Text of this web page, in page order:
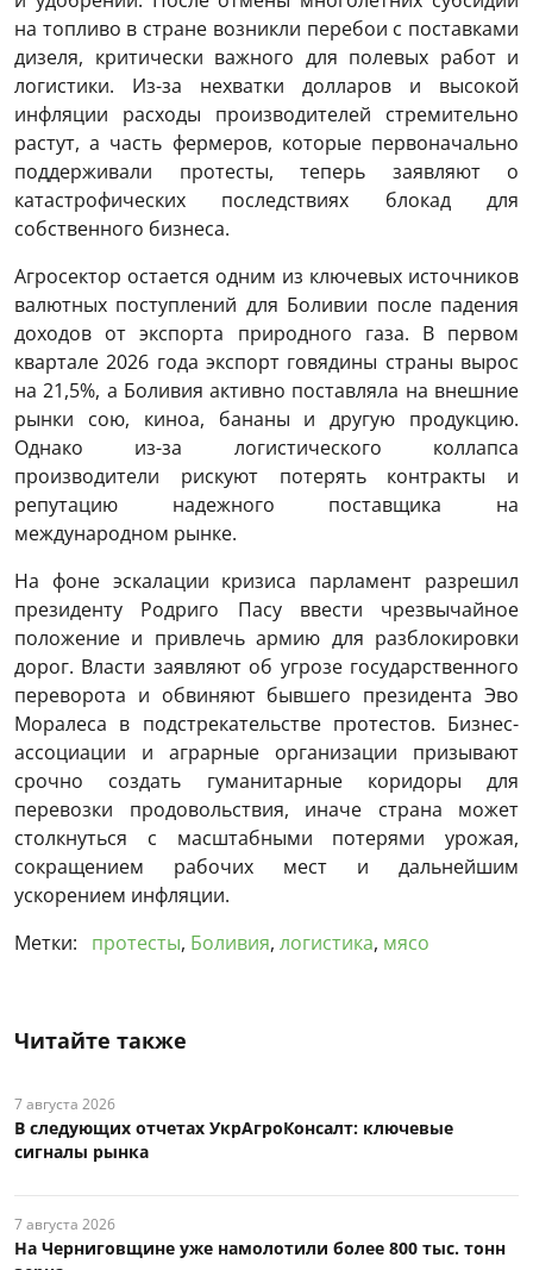
на топливо в стране возникли перебои с поставками
дизеля, критически важного для полевых работ и
логистики. Из-за нехватки долларов и высокой
инфляции расходы производителей стремительно
растут, а часть фермеров, которые первоначально
поддерживали протесты, теперь заявляют о
катастрофических последствиях блокад для
собственного бизнеса.
Агросектор остается одним из ключевых источников
валютных поступлений для Боливии после падения
доходов от экспорта природного газа. В первом
квартале 2026 года экспорт говядины страны вырос
на 21,5%, а Боливия активно поставляла на внешние
рынки сою, киноа, бананы и другую продукцию.
Однако из-за логистического коллапса
производители рискуют потерять контракты и
репутацию надежного поставщика на
международном рынке.
На фоне эскалации кризиса парламент разрешил
президенту Родриго Пасу ввести чрезвычайное
положение и привлечь армию для разблокировки
дорог. Власти заявляют об угрозе государственного
переворота и обвиняют бывшего президента Эво
Моралеса в подстрекательстве протестов. Бизнес-
ассоциации и аграрные организации призывают
срочно создать гуманитарные коридоры для
перевозки продовольствия, иначе страна может
столкнуться с масштабными потерями урожая,
сокращением рабочих мест и дальнейшим
ускорением инфляции.
Метки:
протесты, Боливия, логистика, мясо
Читайте также
7 августа 2026
В следующих отчетах УкрАгроКонсалт: ключевые
сигналы рынка
7 августа 2026
На Черниговщине уже намолотили более 800 тыс. тонн